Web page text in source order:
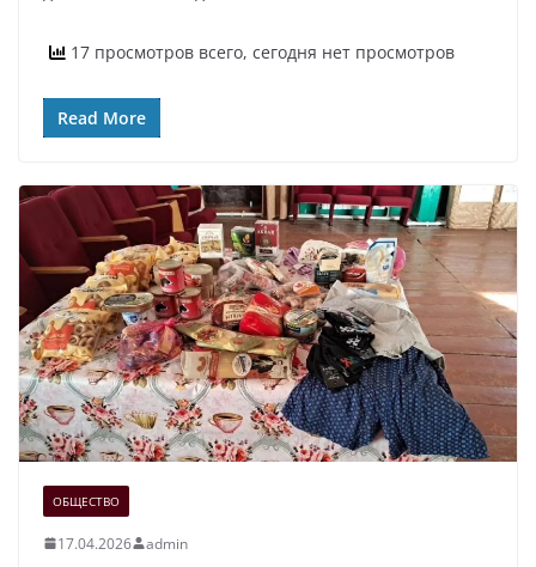
17 просмотров всего, сегодня нет просмотров
Read More
ОБЩЕСТВО
17.04.2026 admin